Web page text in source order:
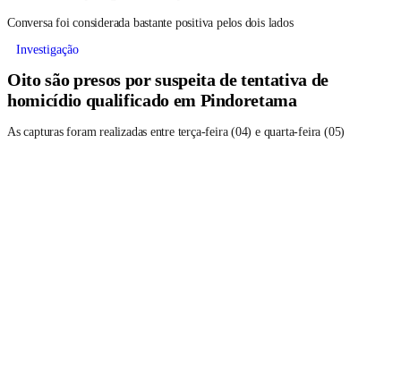
Conversa foi considerada bastante positiva pelos dois lados
Investigação
Oito são presos por suspeita de tentativa de
homicídio qualificado em Pindoretama
As capturas foram realizadas entre terça-feira (04) e quarta-feira (05)